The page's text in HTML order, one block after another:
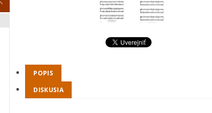
POPIS
DISKUSIA